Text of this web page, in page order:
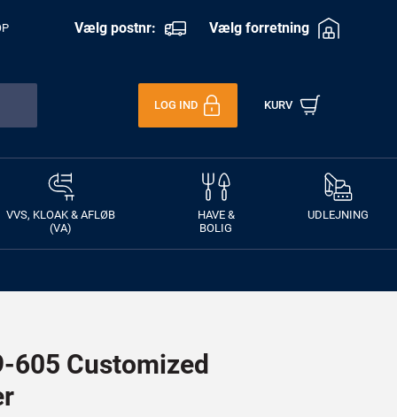
Vælg postnr: Vælg forretning
LOG IND KURV
VVS, KLOAK & AFLØB
(VA)
HAVE &
BOLIG
UDLEJNING
605 Customized